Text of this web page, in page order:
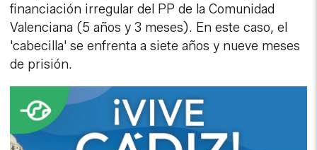
financiación irregular del PP de la Comunidad
Valenciana (5 años y 3 meses). En este caso, el
'cabecilla' se enfrenta a siete años y nueve meses
de prisión.